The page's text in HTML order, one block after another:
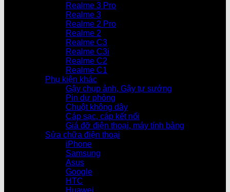
Realme 3 Pro
Realme 3
Realme 2 Pro
Realme 2
Realme C3
Realme C3i
Realme C2
Realme C1
Phụ kiện khác
Gậy chụp ảnh, Gậy tự sướng
Pin dự phòng
Chuột không dây
Cáp sạc, cáp kết nối
Giá đỡ điện thoại, máy tính bảng
Sửa chữa điện thoại
iPhone
Samsung
Asus
Google
HTC
Huawei